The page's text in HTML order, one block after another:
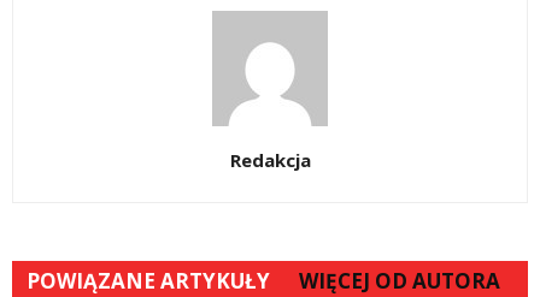
Redakcja
POWIĄZANE ARTYKUŁY WIĘCEJ OD AUTORA